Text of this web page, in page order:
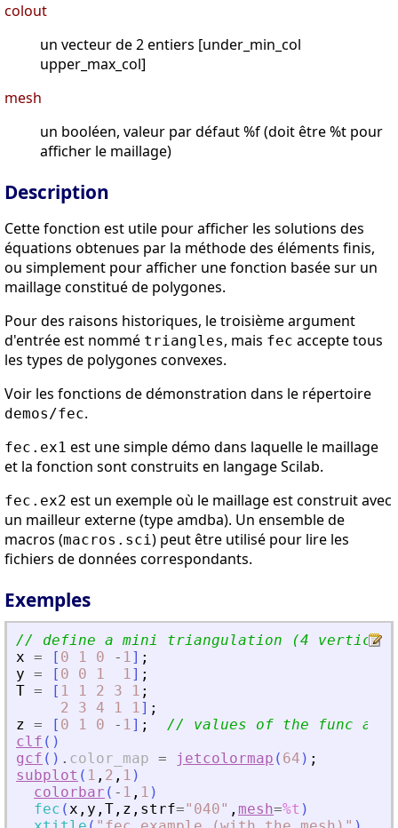
colout
un vecteur de 2 entiers [under_min_col
upper_max_col]
mesh
un booléen, valeur par défaut %f (doit être %t pour
afficher le maillage)
Description
Cette fonction est utile pour afficher les solutions des
équations obtenues par la méthode des éléments finis,
ou simplement pour afficher une fonction basée sur un
maillage constitué de polygones.
Pour des raisons historiques, le troisième argument
d'entrée est nommé triangles, mais fec accepte tous
les types de polygones convexes.
Voir les fonctions de démonstration dans le répertoire
demos/fec.
fec.ex1 est une simple démo dans laquelle le maillage
et la fonction sont construits en langage Scilab.
fec.ex2 est un exemple où le maillage est construit avec
un mailleur externe (type amdba). Un ensemble de
macros (macros.sci) peut être utilisé pour lire les
fichiers de données correspondants.
Exemples
// define a mini triangulation (4
x = [ 0 1 0 - 1] ;
y = [ 0 0 1 1] ;
T = [ 1 1 2 3 1 ;
2
3 4 1 1] ;
z = [ 0 1 0 - 1] ;
// values of the func at
clf ( )
gcf ( ) . color_map = jetcolormap ( 64 ) ;
subplot ( 1 , 2 , 1 )
colorbar ( - 1 , 1 )
fec (x , y , T , z , strf=" 040" , mesh=%t )